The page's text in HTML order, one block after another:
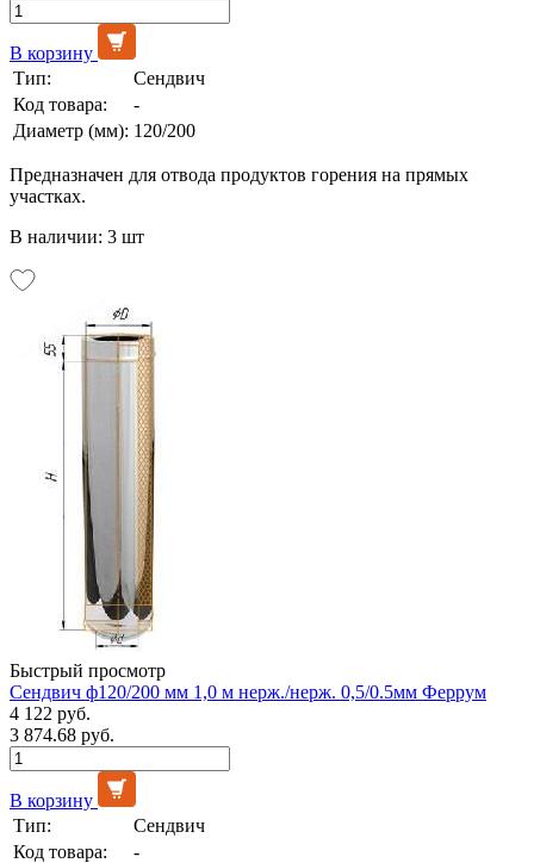
В корзину
Тип:
Сендвич
Код товара:
-
Диаметр (мм): 120/200
Предназначен для отвода продуктов горения на прямых
участках.
В наличии: 3 шт
Быстрый просмотр
Сендвич ф120/200 мм 1,0 м нерж./нерж. 0,5/0.5мм Феррум
4 122 руб.
3 874.68 руб.
В корзину
Тип:
Сендвич
Код товара:
-